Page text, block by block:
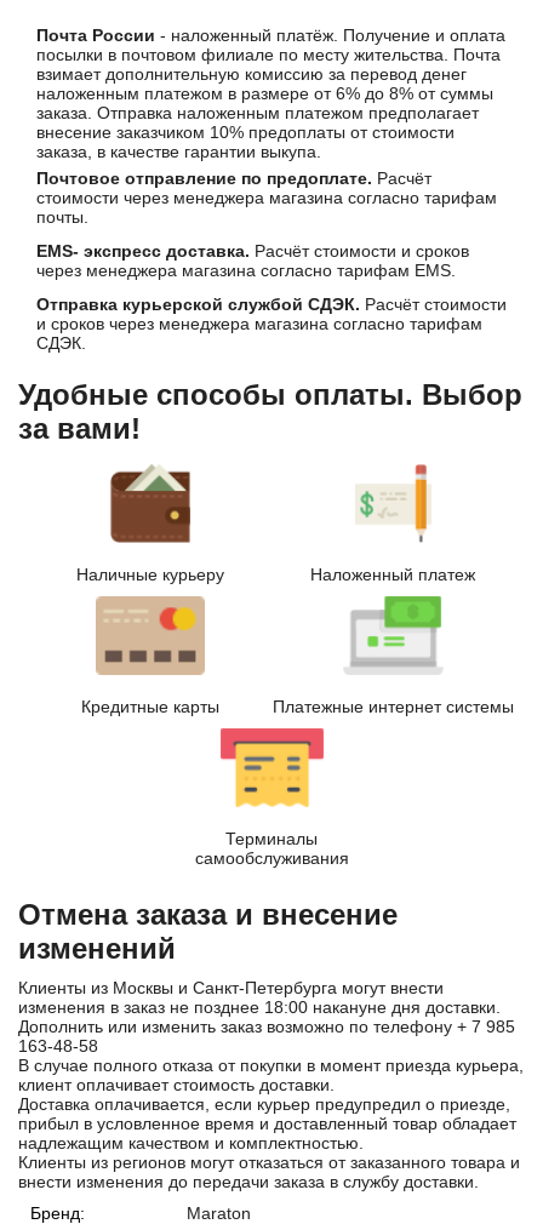
Почта России - наложенный платёж. Получение и оплата
посылки в почтовом филиале по месту жительства. Почта
взимает дополнительную комиссию за перевод денег
наложенным платежом в размере от 6% до 8% от суммы
заказа. Отправка наложенным платежом предполагает
внесение заказчиком 10% предоплаты от стоимости
заказа, в качестве гарантии выкупа.
Почтовое отправление по предоплате. Расчёт
стоимости через менеджера магазина согласно тарифам
почты.
EMS- экспресс доставка. Расчёт стоимости и сроков
через менеджера магазина согласно тарифам EMS.
Отправка курьерской службой СДЭК. Расчёт стоимости
и сроков через менеджера магазина согласно тарифам
СДЭК.
Удобные способы оплаты. Выбор
за вами!
Наличные курьеру Наложенный платеж
Кредитные карты Платежные интернет системы
Терминалы
самообслуживания
Отмена заказа и внесение
изменений
Клиенты из Москвы и Санкт-Петербурга могут внести
изменения в заказ не позднее 18:00 накануне дня доставки.
Дополнить или изменить заказ возможно по телефону + 7 985
163-48-58
В случае полного отказа от покупки в момент приезда курьера,
клиент оплачивает стоимость доставки.
Доставка оплачивается, если курьер предупредил о приезде,
прибыл в условленное время и доставленный товар обладает
надлежащим качеством и комплектностью.
Клиенты из регионов могут отказаться от заказанного товара и
внести изменения до передачи заказа в службу доставки.
Бренд:
Maraton